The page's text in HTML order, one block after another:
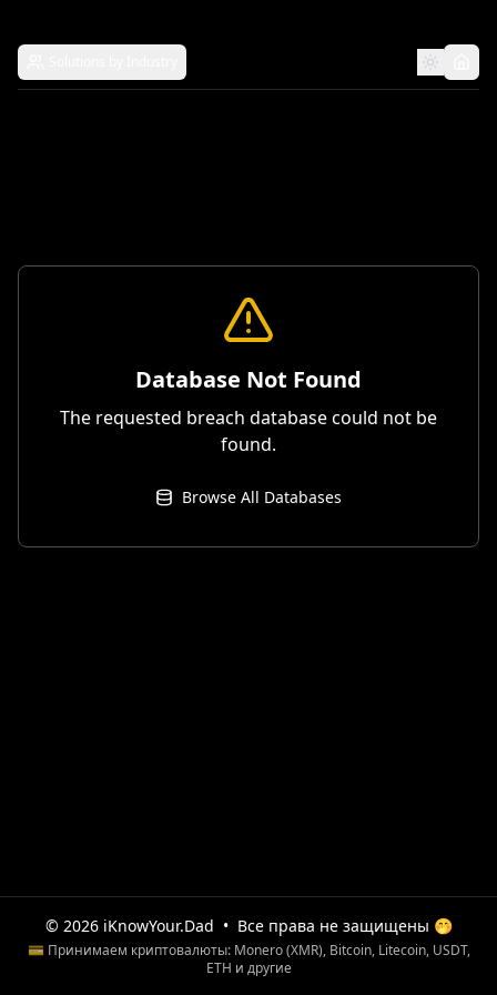
Database Not Found
The requested breach database could not be
found.
Browse All Databases
© 2026 iKnowYour.Dad • Все права не защищены 🤭
💳 Принимаем криптовалюты: Monero (XMR), Bitcoin, Litecoin, USDT,
ETH и другие